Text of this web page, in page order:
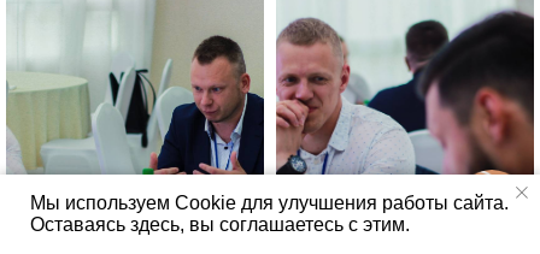
Мы используем Cookie для улучшения работы сайта.
Оставаясь здесь, вы соглашаетесь с этим.